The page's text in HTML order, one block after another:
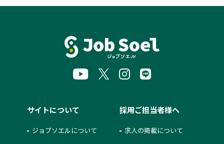
サイトについて
ジョブソエルについて
採用ご担当者様へ
求人の掲載について